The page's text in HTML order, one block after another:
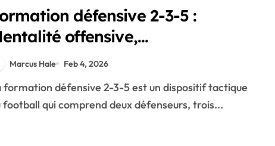
défensive 2-3-5 :
offensive,
Responsabilités défensives,
Marcus Hale Feb 4, 2026
football qui comprend deux défenseurs, trois...